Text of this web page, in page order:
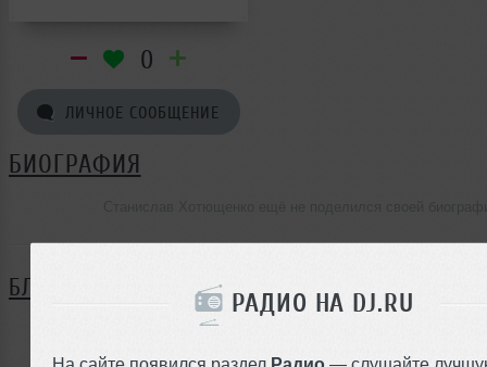
РАДИО НА DJ.RU
На сайте появился раздел Радио — слушайте
0
ЛИЧНОЕ СООБЩЕНИЕ
БИОГРАФИЯ
БЛОГ